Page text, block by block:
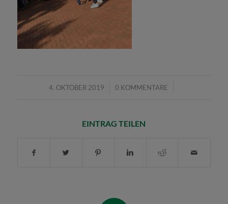
4. OKTOBER 2019
/ 0 KOMMENTARE
/
EINTRAG TEILEN